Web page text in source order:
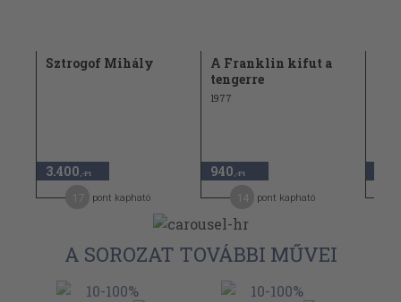
Sztrogof Mihály
3.400 ,-Ft
pont kapható
A Franklin kifut a
tengerre
1977
940 ,-Ft
pont kapható
A SOROZAT TOVÁBBI MŰVEI